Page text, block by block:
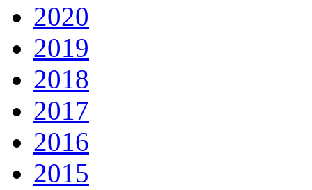
2020
2019
2018
2017
2016
2015